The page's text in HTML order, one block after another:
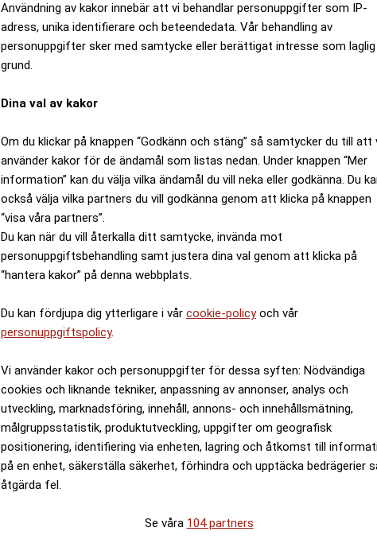
Användning av kakor innebär att vi behandlar personuppgifter som IP-
adress, unika identifierare och beteendedata. Vår behandling av
personuppgifter sker med samtycke eller berättigat intresse som laglig
grund.
Dina val av kakor
Om du klickar på knappen “Godkänn och stäng” så samtycker du till att
använder kakor för de ändamål som listas nedan. Under knappen “Mer
information” kan du välja vilka ändamål du vill neka eller godkänna. Du
också välja vilka partners du vill godkänna genom att klicka på knappen
“visa våra partners”.
Du kan när du vill återkalla ditt samtycke, invända mot
personuppgiftsbehandling samt justera dina val genom att klicka på
“hantera kakor” på denna webbplats.
Du kan fördjupa dig ytterligare i vår cookie-policyoch vår
personuppgiftspolicy.
Vi använder kakor och personuppgifter för dessa syften: Nödvändiga
cookies och liknande tekniker, anpassning av annonser, analys och
utveckling, marknadsföring, innehåll, annons- och innehållsmätning,
målgruppsstatistik, produktutveckling, uppgifter om geografisk
positionering, identifiering via enheten, lagring och åtkomst till
på en enhet, säkerställa säkerhet, förhindra och upptäcka bedrägerier
åtgärda fel.
Se våra 104 partners